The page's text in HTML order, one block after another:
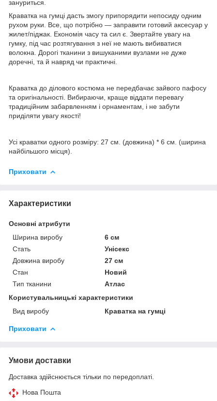
зануриться.
Краватка на гумці дасть змогу припорядити непосиду одним
рухом руки. Все, що потрібно — заправити готовий аксесуар у
жилет/піджак. Економія часу та сил є. Звертайте увагу на
гумку, під час розтягування з неї не мають вибиватися
волокна. Дорогі тканини з вишуканими вузлами не дуже
доречні, та й навряд чи практичні.
Краватка до ділового костюма не передбачає зайвого пафосу
та оригінальності. Вибираючи, краще віддати перевагу
традиційним забарвленням і орнаментам, і не забути
приділяти увагу якості!
Усі краватки одного розміру: 27 см. (довжина) * 6 см. (ширина
найбільшого місця).
Приховати
Характеристики
Основні атрибути
Ширина виробу
6 см
Стать
Унісекс
Довжина виробу
27 см
Стан
Новий
Тип тканини
Атлас
Користувальницькі характеристики
Вид виробу
Краватка на гумці
Приховати
Умови доставки
Доставка здійснюється тільки по передоплаті.
Нова Пошта